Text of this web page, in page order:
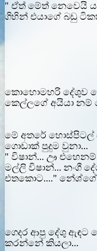
" ඒත් මේත් නෙවෙයි
ගිහින් එයාගේ බඩු
කොහොමහරි දේශුව
කෙල්ලගේ අයියා නම්
මේ අතරේ හොස්පිටල්
ගොඩාක් පුදුම වුනා...
" විෂාන්... ඌ
මල්ලි විෂාන්... නංගී
එතකොට...." නේශ්ගේ
ගෙදර ආපු දේශු ඇඳට
කරන්නේ කියලා...